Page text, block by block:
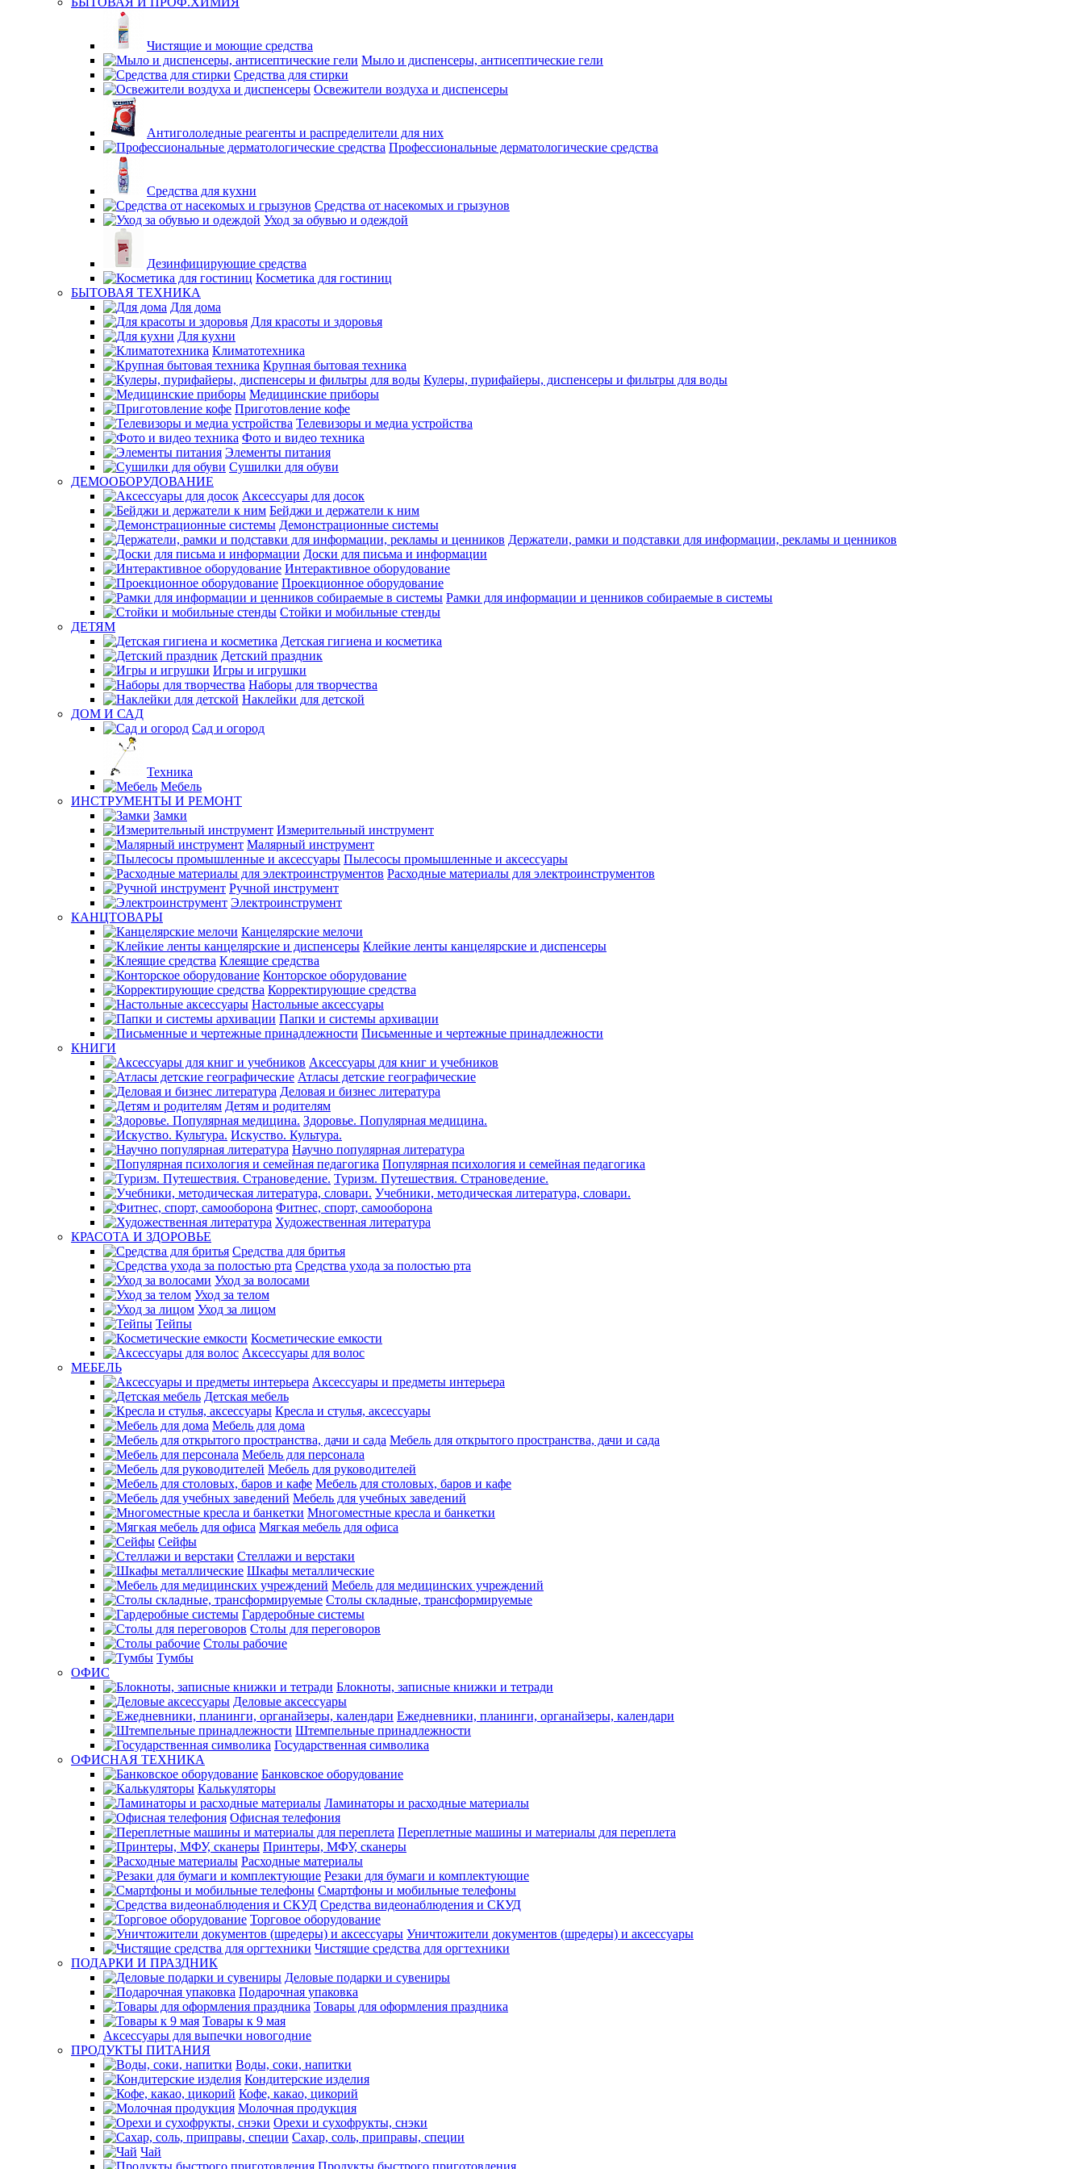
Чистящие и моющие средства
Мыло и диспенсеры, антисептические гели
Средства для стирки
Освежители воздуха и диспенсеры
Антигололедные реагенты и распределители для них
Профессиональные дерматологические средства
Средства для кухни
Средства от насекомых и грызунов
Уход за обувью и одеждой
Дезинфицирующие средства
Косметика для гостиниц
БЫТОВАЯ ТЕХНИКА
Для дома
Для красоты и здоровья
Для кухни
Климатотехника
Крупная бытовая техника
Кулеры, пурифайеры, диспенсеры и фильтры для воды
Медицинские приборы
Приготовление кофе
Телевизоры и медиа устройства
Фото и видео техника
Элементы питания
Сушилки для обуви
ДЕМООБОРУДОВАНИЕ
Аксессуары для досок
Бейджи и держатели к ним
Демонстрационные системы
Держатели, рамки и подставки для информации, рекламы и ценников
Доски для письма и информации
Интерактивное оборудование
Проекционное оборудование
Рамки для информации и ценников собираемые в системы
Стойки и мобильные стенды
ДЕТЯМ
Детская гигиена и косметика
Детский праздник
Игры и игрушки
Наборы для творчества
Наклейки для детской
ДОМ И САД
Сад и огород
Техника
Мебель
ИНСТРУМЕНТЫ И РЕМОНТ
Замки
Измерительный инструмент
Малярный инструмент
Пылесосы промышленные и аксессуары
Расходные материалы для электроинструментов
Ручной инструмент
Электроинструмент
КАНЦТОВАРЫ
Канцелярские мелочи
Клейкие ленты канцелярские и диспенсеры
Клеящие средства
Конторское оборудование
Корректирующие средства
Настольные аксессуары
Папки и системы архивации
Письменные и чертежные принадлежности
КНИГИ
Аксессуары для книг и учебников
Атласы детские географические
Деловая и бизнес литература
Детям и родителям
Здоровье. Популярная медицина.
Искуство. Культура.
Научно популярная литература
Популярная психология и семейная педагогика
Туризм. Путешествия. Страноведение.
Учебники, методическая литература, словари.
Фитнес, спорт, самооборона
Художественная литература
КРАСОТА И ЗДОРОВЬЕ
Средства для бритья
Средства ухода за полостью рта
Уход за волосами
Уход за телом
Уход за лицом
Тейпы
Косметические емкости
Аксессуары для волос
МЕБЕЛЬ
Аксессуары и предметы интерьера
Детская мебель
Кресла и стулья, аксессуары
Мебель для дома
Мебель для открытого пространства, дачи и сада
Мебель для персонала
Мебель для руководителей
Мебель для столовых, баров и кафе
Мебель для учебных заведений
Многоместные кресла и банкетки
Мягкая мебель для офиса
Сейфы
Стеллажи и верстаки
Шкафы металлические
Мебель для медицинских учреждений
Столы складные, трансформируемые
Гардеробные системы
Столы для переговоров
Столы рабочие
Тумбы
ОФИС
Блокноты, записные книжки и тетради
Деловые аксессуары
Ежедневники, планинги, органайзеры, календари
Штемпельные принадлежности
Государственная символика
ОФИСНАЯ ТЕХНИКА
Банковское оборудование
Калькуляторы
Ламинаторы и расходные материалы
Офисная телефония
Переплетные машины и материалы для переплета
Принтеры, МФУ, сканеры
Расходные материалы
Резаки для бумаги и комплектующие
Смартфоны и мобильные телефоны
Средства видеонаблюдения и СКУД
Торговое оборудование
Уничтожители документов (шредеры) и аксессуары
Чистящие средства для оргтехники
ПОДАРКИ И ПРАЗДНИК
Деловые подарки и сувениры
Подарочная упаковка
Товары для оформления праздника
Товары к 9 мая
Аксессуары для выпечки новогодние
ПРОДУКТЫ ПИТАНИЯ
Воды, соки, напитки
Кондитерские изделия
Кофе, какао, цикорий
Молочная продукция
Орехи и сухофрукты, снэки
Сахар, соль, приправы, специи
Чай
Продукты быстрого приготовления